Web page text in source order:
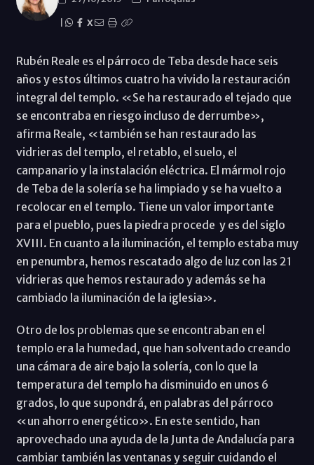
X
Rubén Reale es el párroco de Teba desde hace seis
años y estos últimos cuatro ha vivido la restauración
integral del templo. «Se ha restaurado el tejado que
se encontraba en riesgo incluso de derrumbe»,
afirma Reale, «también se han restaurado las
vidrieras del templo, el retablo, el suelo, el
campanario y la instalación eléctrica. El mármol rojo
de Teba de la solería se ha limpiado y se ha vuelto a
recolocar en el templo. Tiene un valor importante
para el pueblo, pues la piedra procede y es del siglo
XVIII. En cuanto a la iluminación, el templo estaba muy
en penumbra, hemos rescatado algo de luz con las 21
vidrieras que hemos restaurado y además se ha
cambiado la iluminación de la iglesia».
Otro de los problemas que se encontraban en el
templo era la humedad, que han solventado creando
una cámara de aire bajo la solería, con lo que la
temperatura del templo ha disminuido en unos 6
grados, lo que supondrá, en palabras del párroco
«un ahorro energético». En este sentido, han
aprovechado una ayuda de la Junta de Andalucía para
cambiar también las ventanas y seguir cuidando el